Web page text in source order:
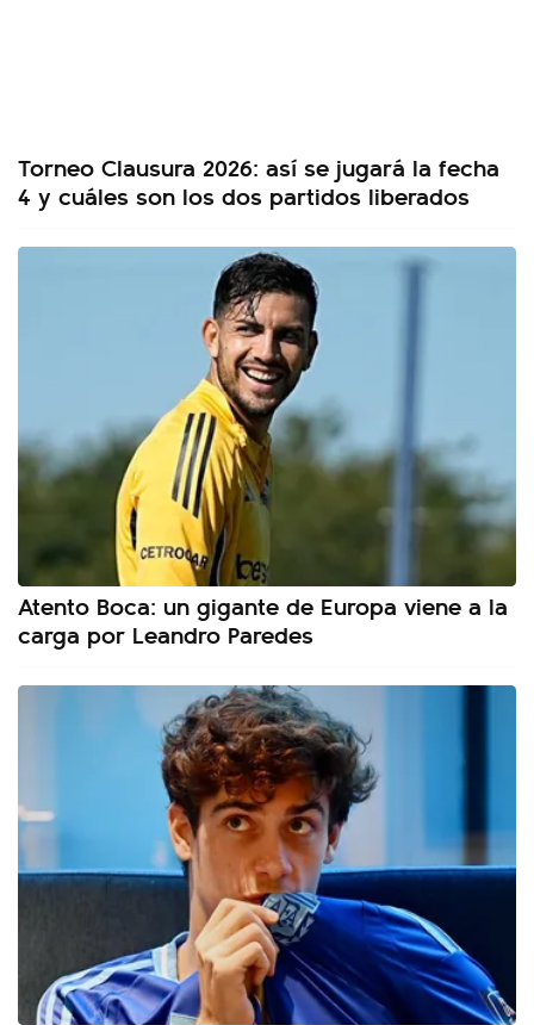
Torneo Clausura 2026: así se jugará la fecha
4 y cuáles son los dos partidos liberados
Atento Boca: un gigante de Europa viene a la
carga por Leandro Paredes